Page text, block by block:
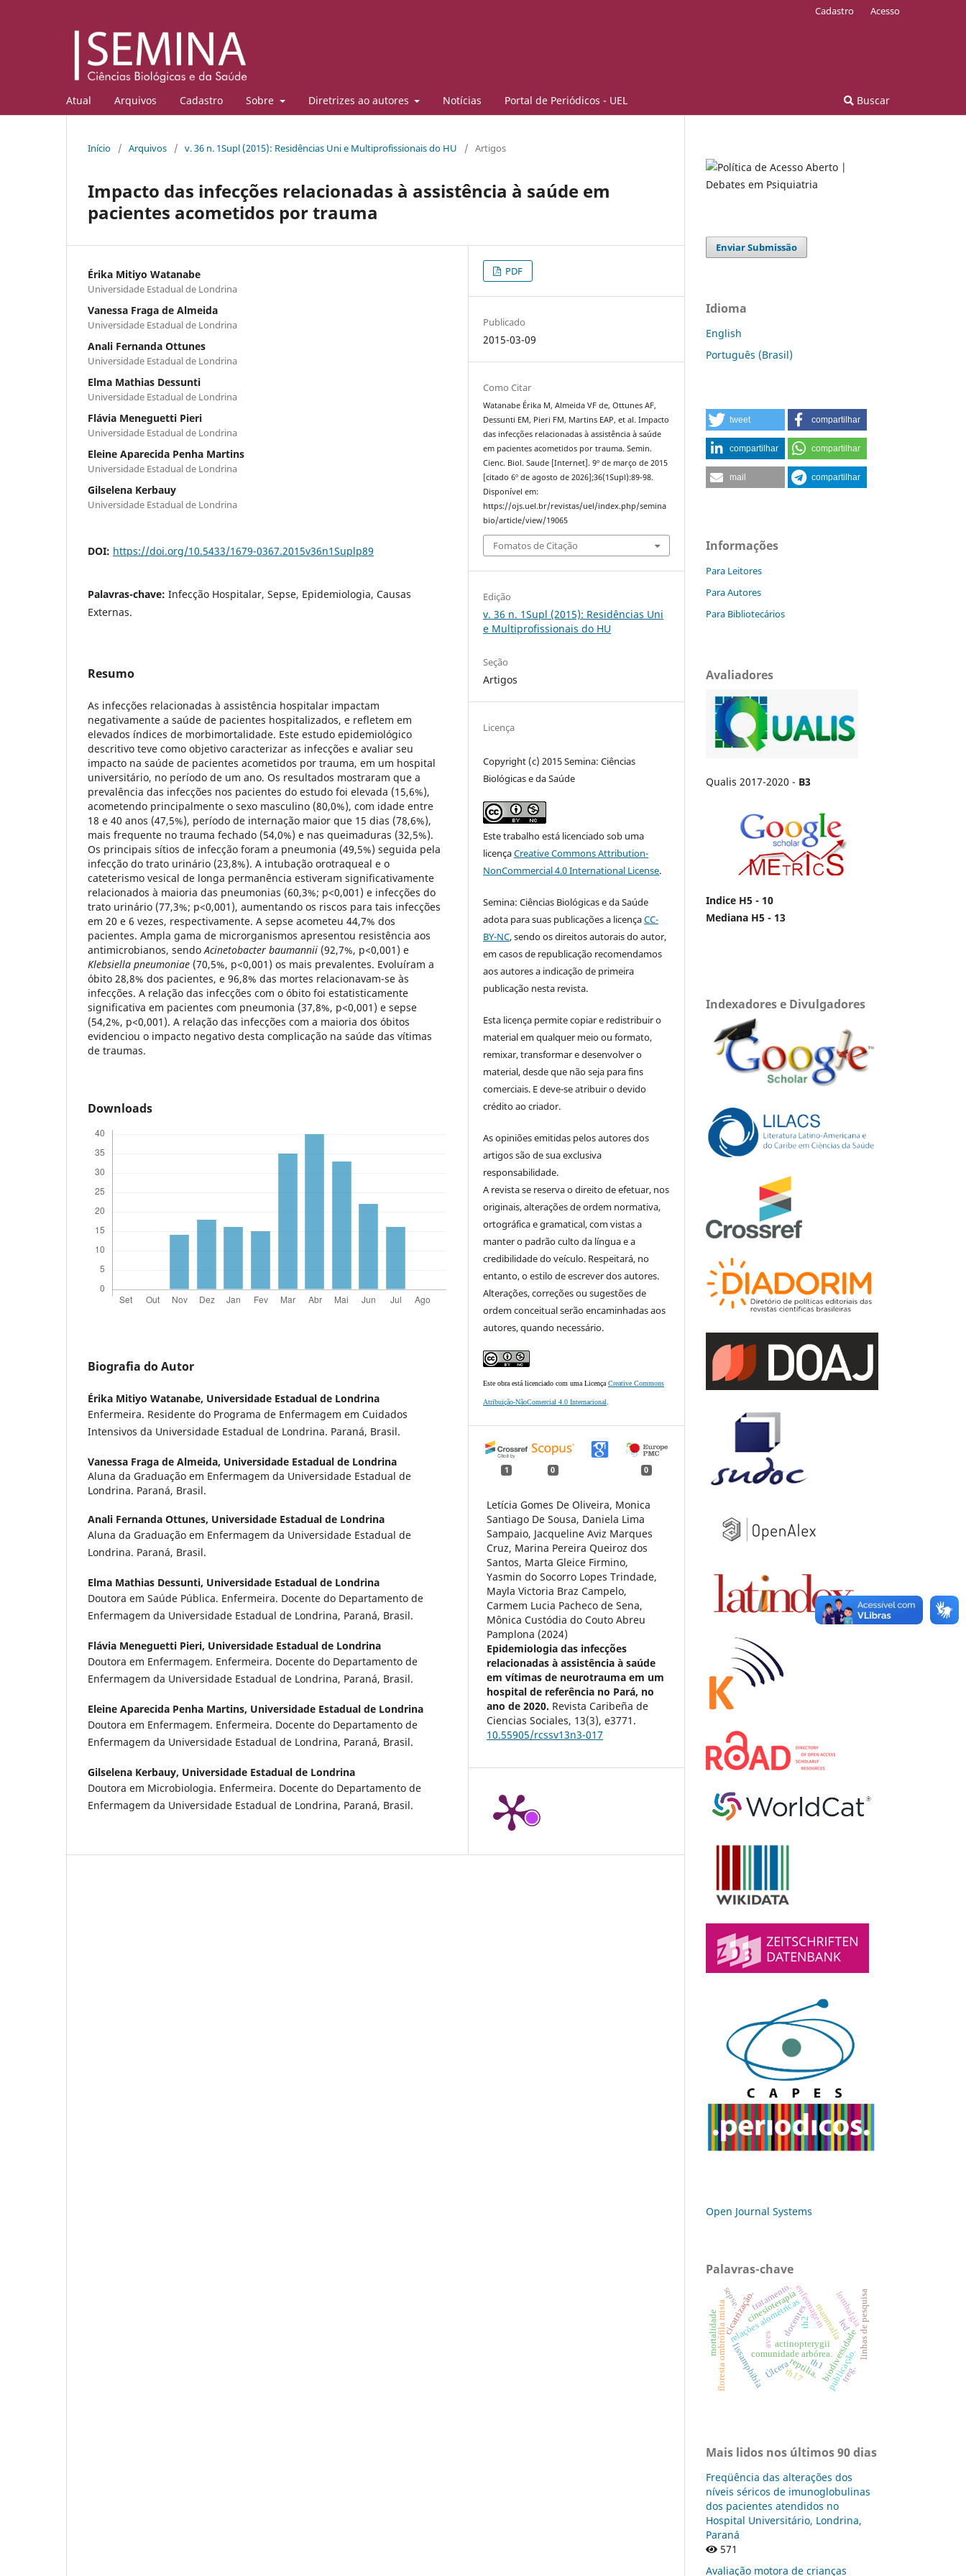
Atual Arquivos Cadastro Sobre Diretrizes ao autores Notícias Portal de Periódicos - UEL Buscar
Cadastro Acesso
Início / Arquivos / v. 36 n. 1Supl (2015): Residências Uni e Multiprofissionais do HU / Artigos
Impacto das infecções relacionadas à assistência à saúde em
pacientes acometidos por trauma
Érika Mitiyo Watanabe
Universidade Estadual de Londrina
Vanessa Fraga de Almeida
Universidade Estadual de Londrina
Anali Fernanda Ottunes
Universidade Estadual de Londrina
Elma Mathias Dessunti
Universidade Estadual de Londrina
Flávia Meneguetti Pieri
Universidade Estadual de Londrina
Eleine Aparecida Penha Martins
Universidade Estadual de Londrina
Gilselena Kerbauy
Universidade Estadual de Londrina
DOI: https://doi.org/10.5433/1679-0367.2015v36n1Suplp89
Palavras-chave: Infecção Hospitalar, Sepse, Epidemiologia, Causas
Externas.
Resumo
As infecções relacionadas à assistência hospitalar impactam
negativamente a saúde de pacientes hospitalizados, e refletem em
elevados índices de morbimortalidade. Este estudo epidemiológico
descritivo teve como objetivo caracterizar as infecções e avaliar seu
impacto na saúde de pacientes acometidos por trauma, em um hospital
universitário, no período de um ano. Os resultados mostraram que a
prevalência das infecções nos pacientes do estudo foi elevada (15,6%),
acometendo principalmente o sexo masculino (80,0%), com idade entre
18 e 40 anos (47,5%), período de internação maior que 15 dias (78,6%),
mais frequente no trauma fechado (54,0%) e nas queimaduras (32,5%).
Os principais sítios de infecção foram a pneumonia (49,5%) seguida pela
infecção do trato urinário (23,8%). A intubação orotraqueal e o
cateterismo vesical de longa permanência estiveram significativamente
relacionados à maioria das pneumonias (60,3%; p<0,001) e infecções do
trato urinário (77,3%; p<0,001), aumentando os riscos para tais infecções
em 20 e 6 vezes, respectivamente. A sepse acometeu 44,7% dos
pacientes. Ampla gama de microrganismos apresentou resistência aos
antimicrobianos, sendo Acinetobacter baumannii (92,7%, p<0,001) e
Klebsiella pneumoniae (70,5%, p<0,001) os mais prevalentes. Evoluíram a
óbito 28,8% dos pacientes, e 96,8% das mortes relacionavam-se às
infecções. A relação das infecções com o óbito foi estatisticamente
significativa em pacientes com pneumonia (37,8%, p<0,001) e sepse
(54,2%, p<0,001). A relação das infecções com a maioria dos óbitos
evidenciou o impacto negativo desta complicação na saúde das vítimas
de traumas.
Downloads
Biografia do Autor
Érika Mitiyo Watanabe, Universidade Estadual de Londrina
Enfermeira. Residente do Programa de Enfermagem em Cuidados
Intensivos da Universidade Estadual de Londrina. Paraná, Brasil.
Vanessa Fraga de Almeida, Universidade Estadual de Londrina
Aluna da Graduação em Enfermagem da Universidade Estadual de
Londrina. Paraná, Brasil.
Anali Fernanda Ottunes, Universidade Estadual de Londrina
Aluna da Graduação em Enfermagem da Universidade Estadual de
Londrina. Paraná, Brasil.
Elma Mathias Dessunti, Universidade Estadual de Londrina
Doutora em Saúde Pública. Enfermeira. Docente do Departamento de
Enfermagem da Universidade Estadual de Londrina, Paraná, Brasil.
Flávia Meneguetti Pieri, Universidade Estadual de Londrina
Doutora em Enfermagem. Enfermeira. Docente do Departamento de
Enfermagem da Universidade Estadual de Londrina, Paraná, Brasil.
Eleine Aparecida Penha Martins, Universidade Estadual de Londrina
Doutora em Enfermagem. Enfermeira. Docente do Departamento de
Enfermagem da Universidade Estadual de Londrina, Paraná, Brasil.
Gilselena Kerbauy, Universidade Estadual de Londrina
Doutora em Microbiologia. Enfermeira. Docente do Departamento de
Enfermagem da Universidade Estadual de Londrina, Paraná, Brasil.
PDF
Publicado
2015-03-09
Como Citar
Watanabe Érika M, Almeida VF de, Ottunes AF,
Dessunti EM, Pieri FM, Martins EAP, et al. Impacto
das infecções relacionadas à assistência à saúde
em pacientes acometidos por trauma. Semin.
Cienc. Biol. Saude [Internet]. 9º de março de 2015
[citado 6º de agosto de 2026];36(1Supl):89-98.
Disponível em:
https://ojs.uel.br/revistas/uel/index.php/semina
bio/article/view/19065
Fomatos de Citação
Edição
v. 36 n. 1Supl (2015): Residências Uni
e Multiprofissionais do HU
Seção
Artigos
Licença
Copyright (c) 2015 Semina: Ciências
Biológicas e da Saúde
Este trabalho está licenciado sob uma
licençaCreative Commons Attribution-
NonCommercial 4.0 International License.
Semina: Ciências Biológicas e da Saúde
adota para suas publicações a licençaCC-
BY-NC, sendo os direitos autorais do autor,
em casos de republicação recomendamos
aos autores a indicação de primeira
publicação nesta revista.
Esta licença permite copiar e redistribuir o
material em qualquer meio ou formato,
remixar, transformar e desenvolver o
material, desde que não seja para fins
comerciais. E deve-se atribuir o devido
crédito ao criador.
As opiniões emitidas pelos autores dos
artigos são de sua exclusiva
responsabilidade.
A revista se reserva o direito de efetuar, nos
originais, alterações de ordem normativa,
ortográfica e gramatical, com vistas a
manter o padrão culto da língua e a
credibilidade do veículo. Respeitará, no
entanto, o estilo de escrever dos autores.
Alterações, correções ou sugestões de
ordem conceitual serão encaminhadas aos
autores, quando necessário.
Este obra está licenciado com uma LicençaCreative Commons
Atribuição-NãoComercial 4.0 Internacional
1 0 0
Letícia Gomes De Oliveira, Monica
Santiago De Sousa, Daniela Lima
Sampaio, Jacqueline Aviz Marques
Cruz, Marina Pereira Queiroz dos
Santos, Marta Gleice Firmino,
Yasmin do Socorro Lopes Trindade,
Mayla Victoria Braz Campelo,
Carmem Lucia Pacheco de Sena,
Mônica Custódia do Couto Abreu
Pamplona (2024)
Epidemiologia das infecções
relacionadas à assistência à saúde
em vítimas de neurotrauma em um
hospital de referência no Pará, no
ano de 2020. Revista Caribeña de
Ciencias Sociales, 13(3),e3771.
10.55905/rcssv13n3-017
Enviar Submissão
Idioma
English
Português (Brasil)
tweet compartilhar
compartilhar compartilhar
mail compartilhar
Informações
Para Leitores
Para Autores
Para Bibliotecários
Avaliadores
Qualis 2017-2020 - B3
Indice H5 - 10
Mediana H5 - 13
Indexadores e Divulgadores
Open Journal Systems
Palavras-chave
relações alométricas
floresta ombrófila mista comunidade arbórea.
actinopterygii
aves biodiversidade
lissamphibia
mammalia
reptilia.
enfermagem
docentes linhas de pesquisa
publicação.
Úlcera
led
cicatrização. lombalgia
cinesioterapia
tratamento.
mortalidade
sepse.
th1
th2
th17 treg.
Mais lidos nos últimos 90 dias
Freqüência das alterações dos
níveis séricos de imunoglobulinas
dos pacientes atendidos no
Hospital Universitário, Londrina,
Paraná
571
Avaliação motora de crianças